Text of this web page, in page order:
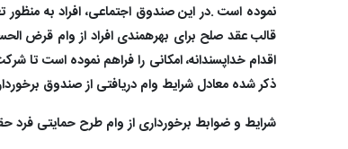
نموده است .در این صندوق اجتماعی، افراد به
قالب عقد صلح برای بهره­مندی افراد از وام قرض
اقدام خداپسندانه، امکانی را فراهم نموده است تا
ذکر شده معادل شرایط وام دریافتی از صندوق
شرایط و ضوابط برخورداری از وام طرح حمایتی فرد